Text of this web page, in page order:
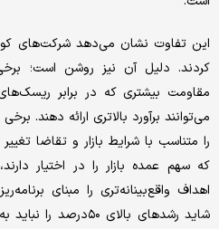
این تفاوت نشان می‌دهد شرکت‌های
کردند. دلیل آن نیز روشن است؛
مقاومت بیشتری که در برابر
می‌توانند برآورد بالاتری ارائه دهند.
را متناسب با شرایط بازار و تقاضا
که سهم عمده بازار را در اختیار
اهداف واقع‌بینانه‌تری را مبنای
شاید رشدهای بالای